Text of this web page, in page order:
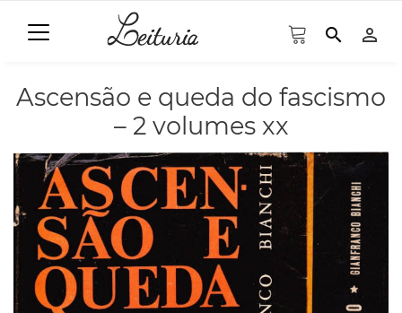
search person_outline
Ascensão e queda do fascismo
– 2 volumes xx